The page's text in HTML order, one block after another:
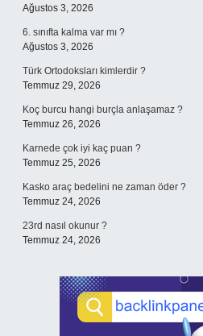
Ağustos 3, 2026
6. sınıfta kalma var mı ?
Ağustos 3, 2026
Türk Ortodoksları kimlerdir ?
Temmuz 29, 2026
Koç burcu hangi burçla anlaşamaz ?
Temmuz 26, 2026
Karnede çok iyi kaç puan ?
Temmuz 25, 2026
Kasko araç bedelini ne zaman öder ?
Temmuz 24, 2026
23rd nasıl okunur ?
Temmuz 24, 2026